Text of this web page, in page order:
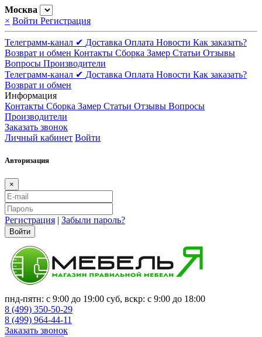
Москва
× Войти Регистрация
Телеграмм-канал ✔ Доставка Оплата Новости Как заказать?
Возврат и обмен Контакты Сборка Замер Статьи Отзывы
Вопросы Производители
Телеграмм-канал ✔ Доставка Оплата Новости Как заказать?
Возврат и обмен
Информация
Контакты Сборка Замер Статьи Отзывы Вопросы
Производители
Заказать звонок
Личный кабинет Войти
Авторизация
×
Регистрация | Забыли пароль?
Войти
пнд-пятн: с 9:00 до 19:00 суб, вскр: с 9:00 до 18:00
8 (499) 350-50-29
8 (499) 964-44-11
Заказать звонок